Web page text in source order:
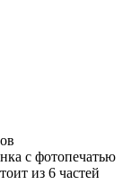
с фотопечатью
из 6 частей